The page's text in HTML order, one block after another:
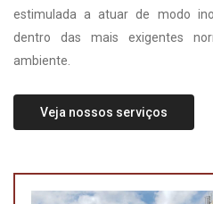
estimulada a atuar de modo
dentro das mais exigentes
ambiente.
Veja nossos serviços